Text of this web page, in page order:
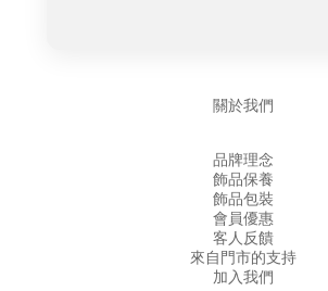
關於我們
品牌理念
飾品保養
飾品包裝
會員優惠
客人反饋
來自門市的支持
加入我們